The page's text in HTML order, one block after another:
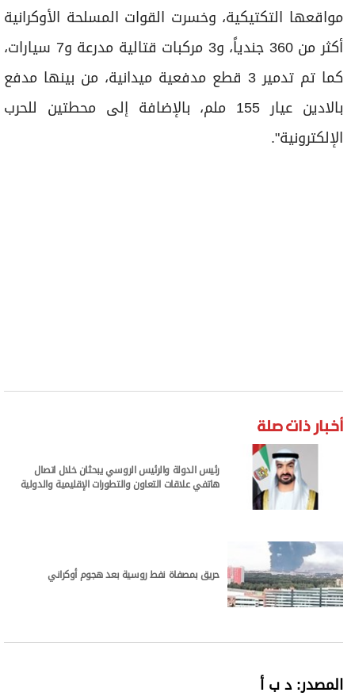
مواقعها التكتيكية، وخسرت القوات المسلحة الأوكرانية
أكثر من 360 جندياً، و3 مركبات قتالية مدرعة و7 سيارات،
كما تم تدمير 3 قطع مدفعية ميدانية، من بينها مدفع
بالادين عيار 155 ملم، بالإضافة إلى محطتين للحرب
الإلكترونية".
أخبار ذات صلة
رئيس الدولة والرئيس الروسي يبحثان خلال اتصال
هاتفي علاقات التعاون والتطورات الإقليمية والدولية
حريق بمصفاة نفط روسية بعد هجوم أوكراني
المصدر: د ب أ